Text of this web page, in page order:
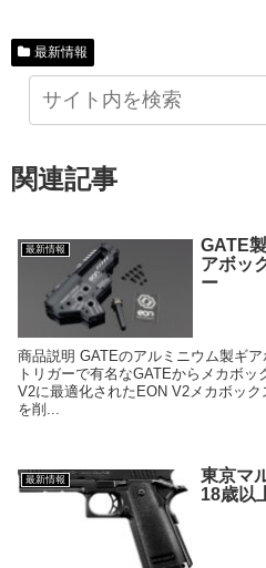
最新情報
関連記事
最新情報
GATE
アボッ
ー
商品説明 GATEのアルミニウム製ギ
トリガーで有名なGATEからメカボ
V2に最適化されたEON V2メカボッ
を削...
最新情報
東京マ
18歳以